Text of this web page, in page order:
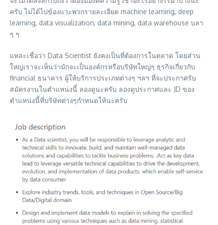
ครับ ไม่ได้ไปข้องแวะพวกรายละเอียด machine learning, deep
learning, data visualization, data mining, data warehouse บลา
ๆ ๆ
แหละเชื่อว่า Data Scientist ยังคงเป็นที่ต้องการในตลาด โดยส่วน
ใหญ่เราจะเห็นว่ามักจะเป็นองค์กรหรือบริษัทใหญ่ๆ ธุรกิจเกี่ยวกับ
financial ธนาคาร ผู้ให้บริการประเภทต่างๆ ฯลฯ ที่จะประกาศรับ
สมัครงานในตำแหน่งนี้ ลองดูนะครับ ลองดูประกาศและ JD ของ
ตำแหน่งนี้ที่บริษัทต่างๆกำหนดให้นะครับ